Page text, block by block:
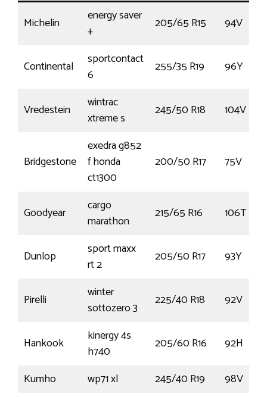
Michelin
energy saver
+
205/65 R15 94V
Continental
sportcontact
6
255/35 R19 96Y
Vredestein
wintrac
xtreme s
245/50 R18 104V
Bridgestone
exedra g852
f honda
ct1300
200/50 R17 75V
Goodyear
cargo
marathon
215/65 R16 106T
Dunlop
sport maxx
rt 2
205/50 R17 93Y
Pirelli
winter
sottozero 3
225/40 R18 92V
Hankook
kinergy 4s
h740
205/60 R16
92H
Kumho
wp71 xl 245/40 R19
98V